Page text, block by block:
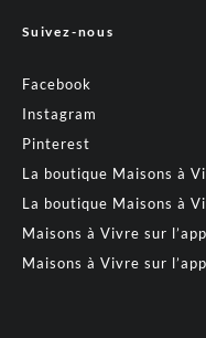
Suivez-nous
Facebook
Instagram
Pinterest
La boutique Maisons à
La boutique Maisons à
Maisons à Vivre sur
Maisons à Vivre sur